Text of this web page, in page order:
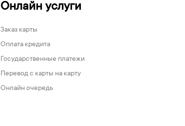
Онлайн услуги
Заказ карты
Оплата кредита
Государственные платежи
Перевод с карты на карту
Онлайн очередь